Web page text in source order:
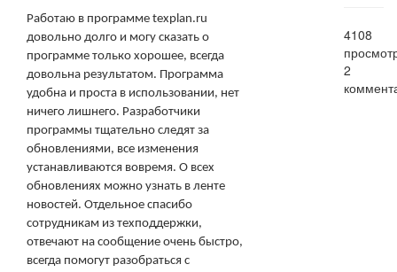
Работаю в программе texplan.ru
довольно долго и могу сказать о
программе только хорошее, всегда
довольна результатом. Программа
удобна и проста в использовании, нет
ничего лишнего. Разработчики
программы тщательно следят за
обновлениями, все изменения
устанавливаются вовремя. О всех
обновлениях можно узнать в ленте
новостей. Отдельное спасибо
сотрудникам из техподдержки,
отвечают на сообщение очень быстро,
всегда помогут разобраться с
4108
2